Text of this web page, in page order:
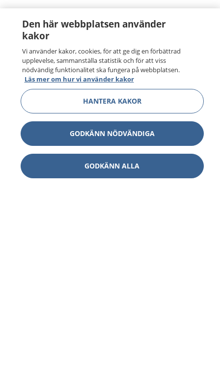
Den här webbplatsen använder
kakor
Vi använder kakor, cookies, för att ge dig en förbättrad
upplevelse, sammanställa statistik och för att viss
nödvändig funktionalitet ska fungera på webbplatsen.
Läs mer om hur vi använder kakor
HANTERA KAKOR
GODKÄNN NÖDVÄNDIGA
GODKÄNN ALLA